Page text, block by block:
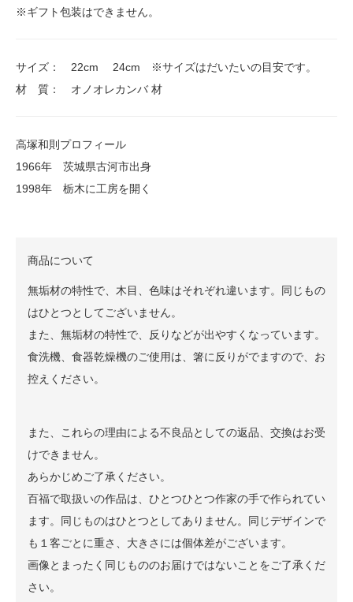
※ギフト包装はできません。
サイズ： 22cm 24cm ※サイズはだいたいの目安です。
材 質： オノオレカンバ 材
高塚和則プロフィール
1966年 茨城県古河市出身
1998年 栃木に工房を開く
商品について
無垢材の特性で、木目、色味はそれぞれ違います。同じもの
はひとつとしてございません。
また、無垢材の特性で、反りなどが出やすくなっています。
食洗機、食器乾燥機のご使用は、箸に反りがでますので、お
控えください。
また、これらの理由による不良品としての返品、交換はお受
けできません。
あらかじめご了承ください。
百福で取扱いの作品は、ひとつひとつ作家の手で作られてい
ます。同じものはひとつとしてありません。同じデザインで
も１客ごとに重さ、大きさには個体差がございます。
画像とまったく同じもののお届けではないことをご了承くだ
さい。